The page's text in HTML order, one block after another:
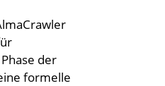
der
formelle